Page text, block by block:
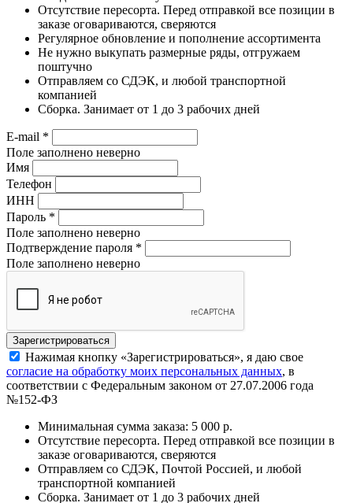
Отсутствие пересорта. Перед отправкой все позиции в
заказе оговариваются, сверяются
Регулярное обновление и пополнение ассортимента
Не нужно выкупать размерные ряды, отгружаем
поштучно
Отправляем со СДЭК, и любой транспортной
компанией
Сборка. Занимает от 1 до 3 рабочих дней
E-mail *
Поле заполнено неверно
Имя
Телефон
ИНН
Пароль *
Поле заполнено неверно
Подтверждение пароля *
Поле заполнено неверно
Нажимая кнопку «Зарегистрироваться», я даю свое
согласие на обработку моих персональных данных, в
соответствии с Федеральным законом от 27.07.2006 года
№152-ФЗ
Минимальная сумма заказа: 5 000 р.
Отсутствие пересорта. Перед отправкой все позиции в
заказе оговариваются, сверяются
Отправляем со СДЭК, Почтой Россией, и любой
транспортной компанией
Сборка. Занимает от 1 до 3 рабочих дней